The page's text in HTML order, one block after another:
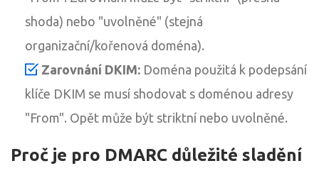
shoda) nebo "uvolněné" (stejná
organizační/kořenová doména).
Zarovnání DKIM: Doména použitá k podepsání
klíče DKIM se musí shodovat s doménou adresy
"From". Opět může být striktní nebo uvolněné.
Proč je pro DMARC důležité sladění